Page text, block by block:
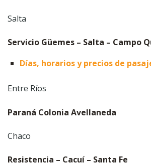
Salta
Servicio Güemes – Salta – Campo
Días, horarios y precios de
Entre Ríos
Paraná Colonia Avellaneda
Chaco
Resistencia – Cacuí – Santa Fe